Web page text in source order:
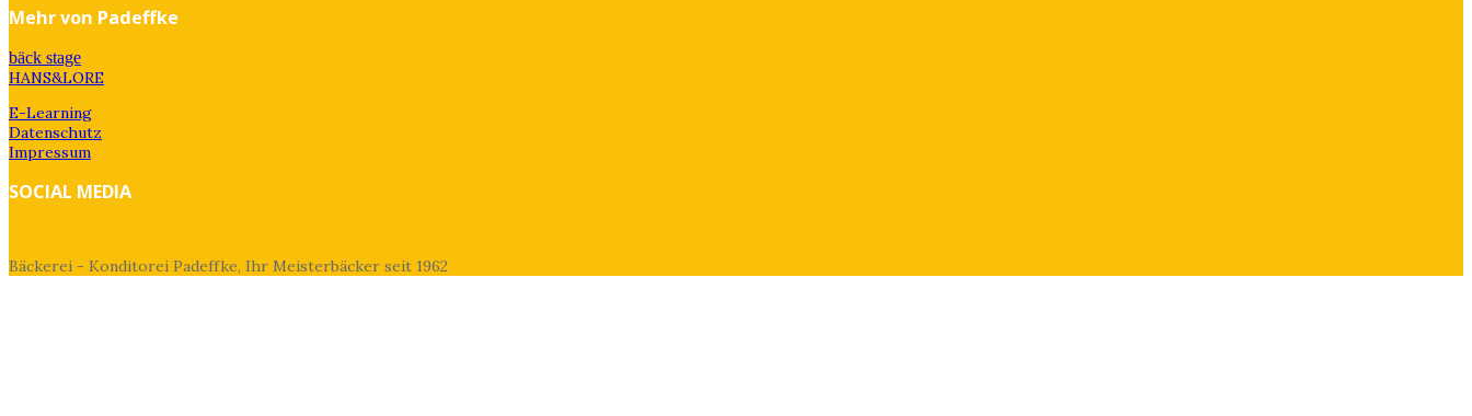
Mehr von Padeffke
bäck stage
HANS&LORE
E-Learning
Datenschutz
Impressum
SOCIAL MEDIA
Bäckerei - Konditorei Padeffke, Ihr Meisterbäcker seit 1962